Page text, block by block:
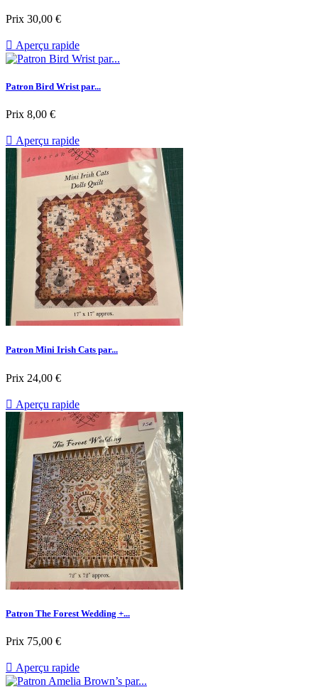
Prix 30,00 €
 Aperçu rapide
Patron Bird Wrist par...
Prix 8,00 €
 Aperçu rapide
Patron Mini Irish Cats par...
Prix 24,00 €
 Aperçu rapide
Patron The Forest Wedding +...
Prix 75,00 €
 Aperçu rapide